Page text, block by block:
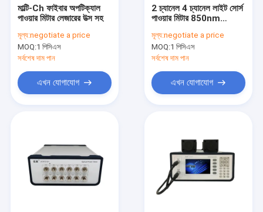
মাল্টি-Ch ফাইবার অপটিক্যাল
পাওয়ার মিটার লেজারের উত্স সহ
মূল্য:negotiate a price
MOQ:1 পিসিএস
সর্বশেষ দাম পান
এখন যোগাযোগ
2 চ্যানেল 4 চ্যানেল লাইট সোর্স
পাওয়ার মিটার 850nm
মূল্য:negotiate a price
MOQ:1 পিসিএস
সর্বশেষ দাম পান
এখন যোগাযোগ